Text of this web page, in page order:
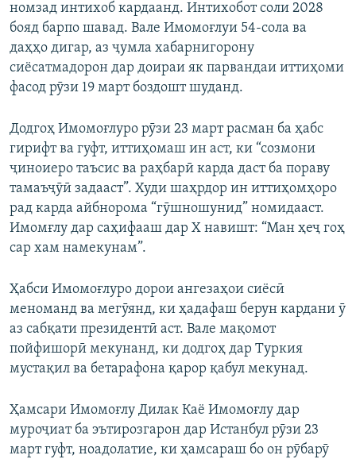
номзад интихоб кардаанд. Интихобот соли 2028
бояд барпо шавад. Вале Имомоғлуи 54-сола ва
даҳҳо дигар, аз ҷумла хабарнигорону
сиёсатмадорон дар доираи як парвандаи иттиҳоми
фасод рӯзи 19 март боздошт шуданд.
Додгоҳ Имомоғлуро рӯзи 23 март расман ба ҳабс
гирифт ва гуфт, иттиҳомаш ин аст, ки “созмони
ҷиноиеро таъсис ва раҳбарӣ карда даст ба пораву
тамаъҷӯӣ задааст”. Худи шаҳрдор ин иттиҳомҳоро
рад карда айбнорома “гӯшношунид” номидааст.
Имомғлу дар саҳифааш дар Х навишт: “Ман ҳеҷ гоҳ
сар хам намекунам”.
Ҳабси Имомоғлуро дорои ангезаҳои сиёсӣ
меноманд ва мегӯянд, ки ҳадафаш берун кардани ӯ
аз сабқати президентӣ аст. Вале мақомот
пойфишорӣ мекунанд, ки додгоҳ дар Туркия
мустақил ва бетарафона қарор қабул мекунад.
Ҳамсари Имомоғлу Дилак Каё Имомоғлу дар
муроҷиат ба эътирозгарон дар Истанбул рӯзи 23
март гуфт, ноадолатие, ки ҳамсараш бо он рӯбарӯ